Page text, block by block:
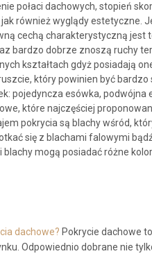
połaci dachowych, stopień
również wyglądy estetyczne.
cechą charakterystyczną jest
bardzo dobrze znoszą ruchy
kształtach gdyż posiadają
który powinien być
pojedyncza esówka, podwójna
które najczęściej
pokrycia są blachy wśród,
się z blachami falowymi
mogą posiadać różne
dachowe? Pokrycie dachowe
Odpowiednio dobrane nie